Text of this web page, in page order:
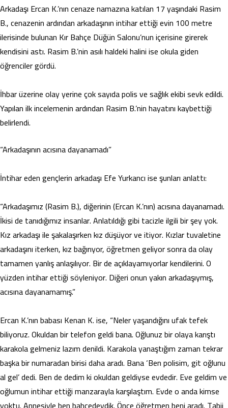
Arkadaşı Ercan K.’nın cenaze namazına katılan 17 yaşındaki Rasim
B., cenazenin ardından arkadaşının intihar ettiği evin 100 metre
ilerisinde bulunan Kır Bahçe Düğün Salonu’nun içerisine girerek
kendisini astı. Rasim B.’nin asılı haldeki halini ise okula giden
öğrenciler gördü.
İhbar üzerine olay yerine çok sayıda polis ve sağlık ekibi sevk edildi.
Yapılan ilk incelemenin ardından Rasim B.’nin hayatını kaybettiği
belirlendi.
“Arkadaşının acısına dayanamadı”
İntihar eden gençlerin arkadaşı Efe Yurkancı ise şunları anlattı:
“Arkadaşımız (Rasim B.), diğerinin (Ercan K.’nın) acısına dayanamadı.
İkisi de tanıdığımız insanlar. Anlatıldığı gibi tacizle ilgili bir şey yok.
Kız arkadaşı ile şakalaşırken kız düşüyor ve itiyor. Kızlar tuvaletine
arkadaşını iterken, kız bağırıyor, öğretmen geliyor sonra da olay
tamamen yanlış anlaşılıyor. Bir de açıklayamıyorlar kendilerini. O
yüzden intihar ettiği söyleniyor. Diğeri onun yakın arkadaşıymış,
acısına dayanamamış.”
Ercan K.’nın babası Kenan K. ise, “Neler yaşandığını ufak tefek
biliyoruz. Okuldan bir telefon geldi bana. Oğlunuz bir olaya karıştı
karakola gelmeniz lazım denildi. Karakola yanaştığım zaman tekrar
başka bir numaradan birisi daha aradı. Bana ‘Ben polisim, git oğlunu
al gel’ dedi. Ben de dedim ki okuldan geldiyse evdedir. Eve geldim ve
oğlumun intihar ettiği manzarayla karşılaştım. Evde o anda kimse